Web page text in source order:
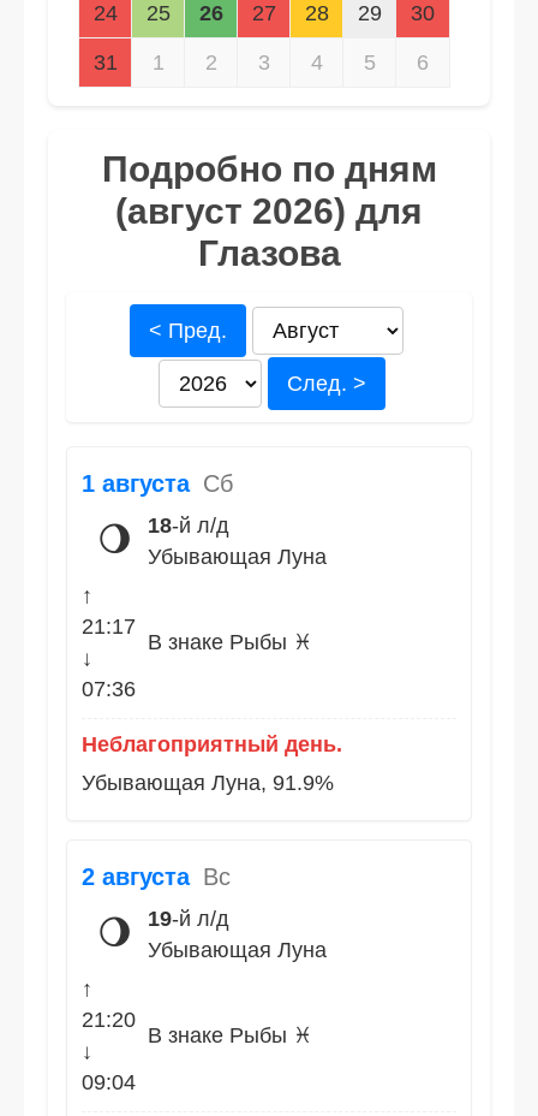
24 25 26 27 28 29 30
31 1 2 3 4 5 6
Подробно по дням
(август 2026) для
Глазова
< Пред.
След. >
1 августа Сб
🌖 18-й л/д
Убывающая Луна
↑
21:17
↓
07:36
В знаке Рыбы ♓
Неблагоприятный день.
Убывающая Луна, 91.9%
2 августа Вс
🌖 19-й л/д
Убывающая Луна
↑
21:20
↓
09:04
В знаке Рыбы ♓